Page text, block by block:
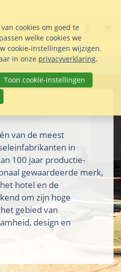
info@seltmann-
Stel uw vraag
085 76 07 000
Search
van de meest
in
100 jaar productie-
gewaardeerde merk,
hotel en de
om zijn hoge
gebied van
design en
cookies om goed te
welke cookies we
cookie-instellingen wijzigen.
in onze privacyverklaring.
Toon cookie-instellingen